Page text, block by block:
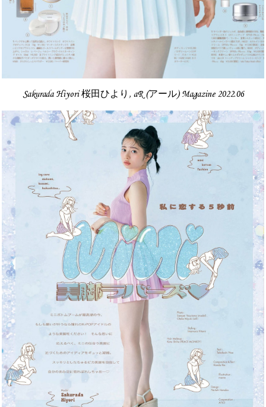
Sakurada Hiyori 桜田ひより, aR (アール) Magazine 2022.06